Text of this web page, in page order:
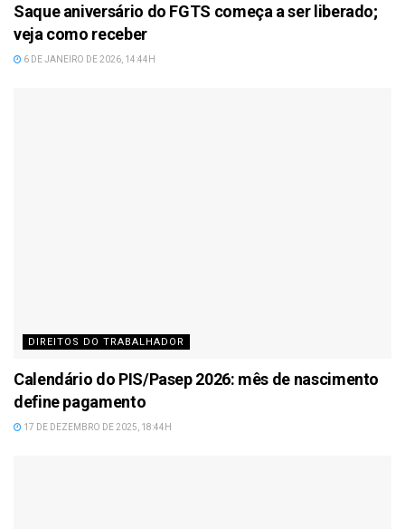
Saque aniversário do FGTS começa a ser liberado;
veja como receber
6 DE JANEIRO DE 2026, 14:44H
DIREITOS DO TRABALHADOR
Calendário do PIS/Pasep 2026: mês de nascimento
define pagamento
17 DE DEZEMBRO DE 2025, 18:44H